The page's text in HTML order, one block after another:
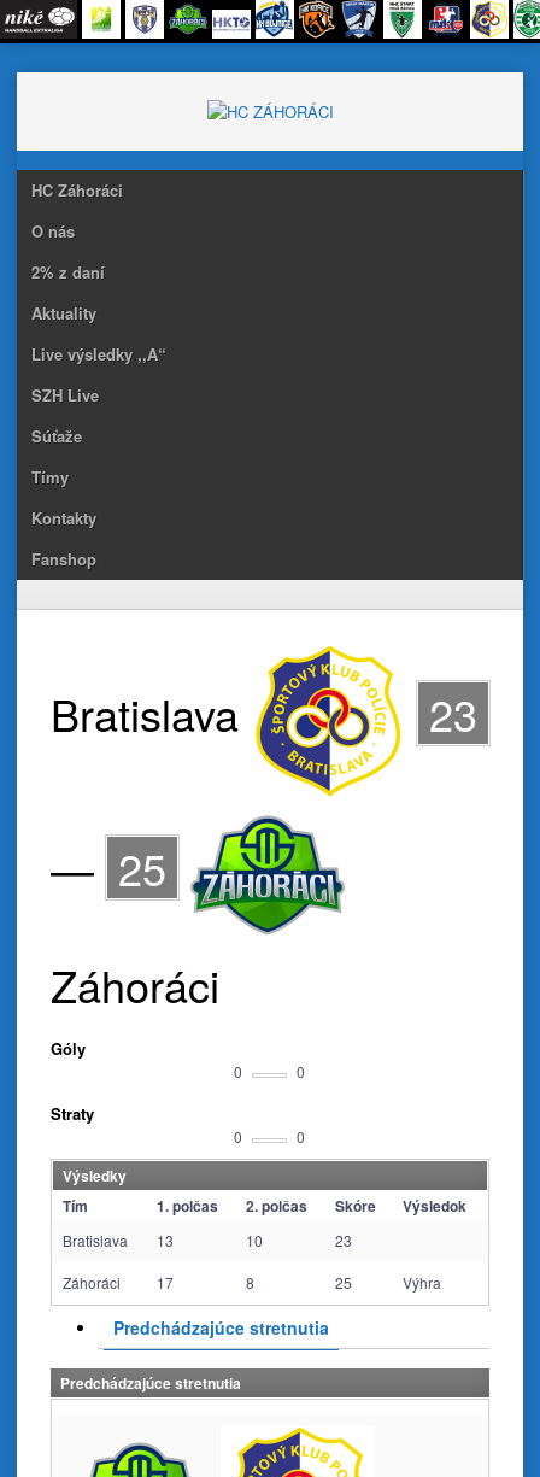
HC Záhoráci
O nás
2% z daní
Aktuality
Live výsledky ,,A“
SZH Live
Súťaže
Tímy
Kontakty
Fanshop
Bratislava 23
— 25
Záhoráci
Góly
0 0
Straty
0 0
Výsledky
Tím
1. polčas 2. polčas Skóre Výsledok
Bratislava 13 10 23
Záhoráci 17 8 25 Výhra
Predchádzajúce stretnutia
Predchádzajúce stretnutia